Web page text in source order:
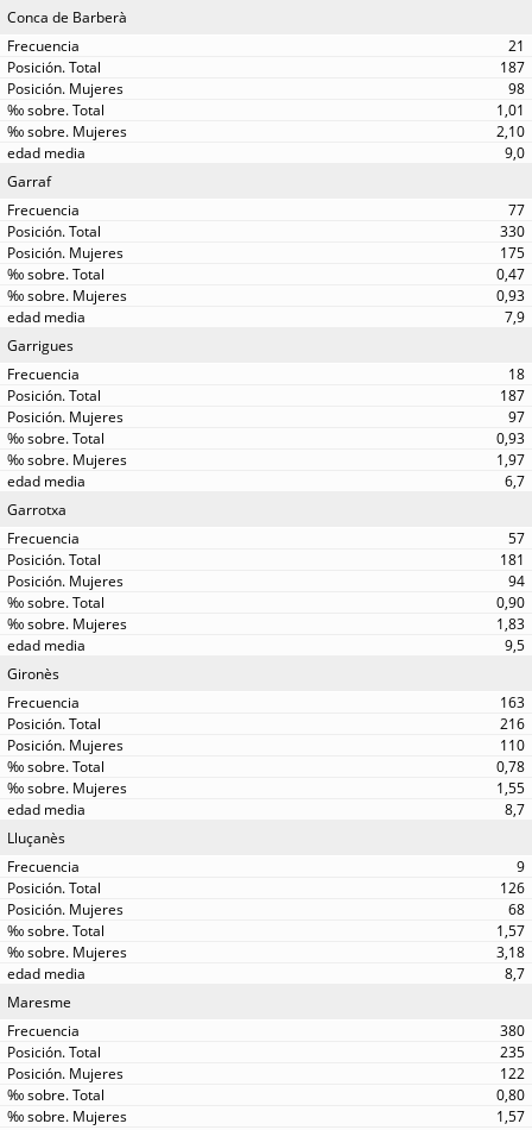
Conca de Barberà
21
187
98
1,01
2,10
9,0
Garraf
77
330
175
0,47
0,93
7,9
Garrigues
18
187
97
0,93
1,97
6,7
Garrotxa
57
181
94
0,90
1,83
9,5
Gironès
163
216
110
0,78
1,55
8,7
Lluçanès
9
126
68
1,57
3,18
8,7
Maresme
380
235
122
0,80
1,57